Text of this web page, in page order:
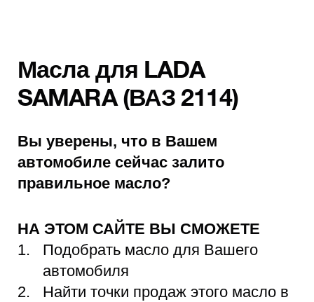
Масла для LADA
SAMARA (ВАЗ 2114)
Вы уверены, что в Вашем
автомобиле сейчас залито
правильное масло?
НА ЭТОМ САЙТЕ ВЫ СМОЖЕТЕ
Подобрать масло для Вашего
автомобиля
Найти точки продаж этого масло в